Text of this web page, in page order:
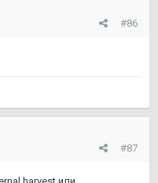
#86
#87